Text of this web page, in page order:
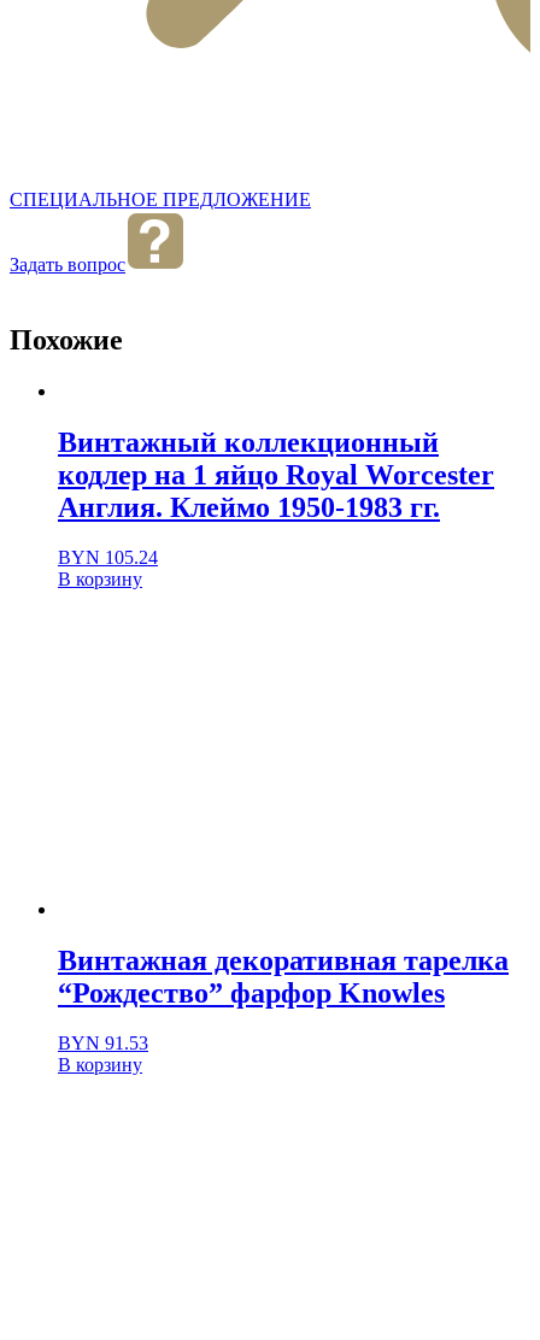
СПЕЦИАЛЬНОЕ ПРЕДЛОЖЕНИЕ
Задать вопрос
Похожие
Винтажный коллекционный
кодлер на 1 яйцо Royal Worcester
Англия. Клеймо 1950-1983 гг.
BYN 105.24
В корзину
Винтажная декоративная тарелка
“Рождество” фарфор Knowles
BYN 91.53
В корзину